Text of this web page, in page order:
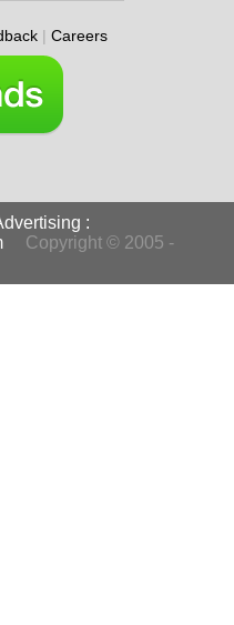
| Careers
:
Copyright © 2005 -